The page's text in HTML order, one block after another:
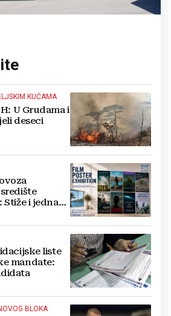
KUĆAMA
U Grudama i
deseci
i jedna
liste
mandate:
BLOKA